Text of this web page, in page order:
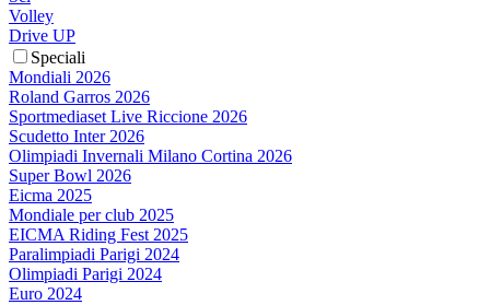
Volley
Drive UP
Speciali
Mondiali 2026
Roland Garros 2026
Sportmediaset Live Riccione 2026
Scudetto Inter 2026
Olimpiadi Invernali Milano Cortina 2026
Super Bowl 2026
Eicma 2025
Mondiale per club 2025
EICMA Riding Fest 2025
Paralimpiadi Parigi 2024
Olimpiadi Parigi 2024
Euro 2024